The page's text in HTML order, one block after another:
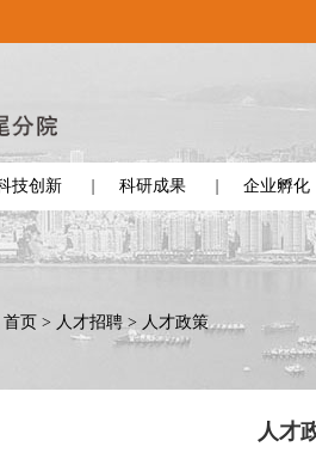
技创新 科研成果 企业孵化
首页 > 人才招聘 > 人才政策
人才